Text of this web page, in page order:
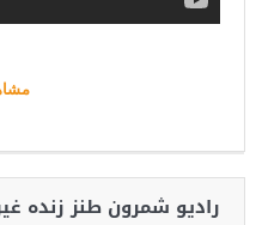
رادیو شمرون طنز زنده